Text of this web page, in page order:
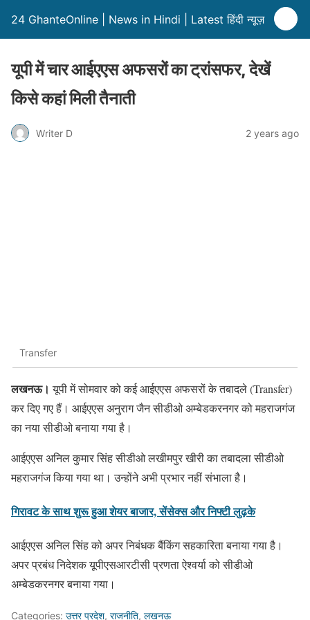
24 GhanteOnline | News in Hindi | Latest हिंदी न्यूज़
यूपी में चार आईएएस अफसरों का ट्रांसफर, देखें
किसे कहां मिली तैनाती
Writer D 2 years ago
Transfer
लखनऊ। यूपी में सोमवार को कई आईएएस अफसरों के तबादले (Transfer)
कर दिए गए हैं। आईएएस अनुराग जैन सीडीओ अम्बेडकरनगर को महराजगंज
का नया सीडीओ बनाया गया है।
आईएएस अनिल कुमार सिंह सीडीओ लखीमपुर खीरी का तबादला सीडीओ
महराजगंज किया गया था। उन्होंने अभी प्रभार नहीं संभाला है।
गिरावट के साथ शुरू हुआ शेयर बाजार, सेंसेक्स और निफ्टी लुढ़के
आईएएस अनिल सिंह को अपर निबंधक बैंकिंग सहकारिता बनाया गया है।
अपर प्रबंध निदेशक यूपीएसआरटीसी प्रणता ऐश्वर्या को सीडीओ
अम्बेडकरनगर बनाया गया।
Categories: उत्तर प्रदेश, राजनीति, लखनऊ